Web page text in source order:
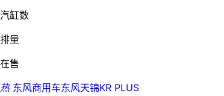
汽缸数
排量
在售
热东风商用车东风天锦KR PLUS